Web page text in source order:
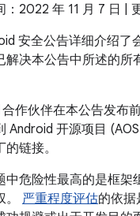
：2022 年 11 月 7 日 |
安全公告详细介绍了
解决本公告中所述的所
作伙伴在本公告发布
Android 开源项目
链接。
中危险性最高的是框架
严重程度评估的依